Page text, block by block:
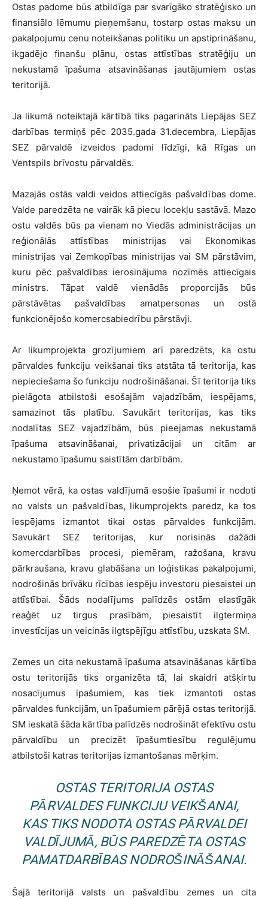
Ostas padome būs atbildīga par svarīgāko stratēģisko un
finansiālo lēmumu pieņemšanu, tostarp ostas maksu un
pakalpojumu cenu noteikšanas politiku un apstiprināšanu,
ikgadējo finanšu plānu, ostas attīstības stratēģiju un
nekustamā īpašuma atsavināšanas jautājumiem ostas
teritorijā.
Ja likumā noteiktajā kārtībā tiks pagarināts Liepājas SEZ
darbības termiņš pēc 2035.gada 31.decembra, Liepājas
SEZ pārvaldē izveidos padomi līdzīgi, kā Rīgas un
Ventspils brīvostu pārvaldēs.
Mazajās ostās valdi veidos attiecīgās pašvaldības dome.
Valde paredzēta ne vairāk kā piecu locekļu sastāvā. Mazo
ostu valdēs būs pa vienam no Viedās administrācijas un
reģionālās attīstības ministrijas vai Ekonomikas
ministrijas vai Zemkopības ministrijas vai SM pārstāvim,
kuru pēc pašvaldības ierosinājuma nozīmēs attiecīgais
ministrs. Tāpat valdē vienādās proporcijās būs
pārstāvētas pašvaldības amatpersonas un ostā
funkcionējošo komercsabiedrību pārstāvji.
Ar likumprojekta grozījumiem arī paredzēts, ka ostu
pārvaldes funkciju veikšanai tiks atstāta tā teritorija, kas
nepieciešama šo funkciju nodrošināšanai. Šī teritorija tiks
pielāgota atbilstoši esošajām vajadzībām, iespējams,
samazinot tās platību. Savukārt teritorijas, kas tiks
nodalītas SEZ vajadzībām, būs pieejamas nekustamā
īpašuma atsavināšanai, privatizācijai un citām ar
nekustamo īpašumu saistītām darbībām.
Ņemot vērā, ka ostas valdījumā esošie īpašumi ir nodoti
no valsts un pašvaldības, likumprojekts paredz, ka tos
iespējams izmantot tikai ostas pārvaldes funkcijām.
Savukārt SEZ teritorijas, kur norisinās dažādi
komercdarbības procesi, piemēram, ražošana, kravu
pārkraušana, kravu glabāšana un loģistikas pakalpojumi,
nodrošinās brīvāku rīcības iespēju investoru piesaistei un
attīstībai. Šāds nodalījums palīdzēs ostām elastīgāk
reaģēt uz tirgus prasībām, piesaistīt ilgtermiņa
investīcijas un veicinās ilgtspējīgu attīstību, uzskata SM.
Zemes un cita nekustamā īpašuma atsavināšanas kārtība
ostu teritorijās tiks organizēta tā, lai skaidri atšķirtu
nosacījumus īpašumiem, kas tiek izmantoti ostas
pārvaldes funkcijām, un īpašumiem pārējā ostas teritorijā.
SM ieskatā šāda kārtība palīdzēs nodrošināt efektīvu ostu
pārvaldību un precizēt īpašumtiesību regulējumu
atbilstoši katras teritorijas izmantošanas mērķim.
OSTAS TERITORIJA OSTAS
PĀRVALDES FUNKCIJU VEIKŠANAI,
KAS TIKS NODOTA OSTAS PĀRVALDEI
VALDĪJUMĀ, BŪS PAREDZĒTA OSTAS
PAMATDARBĪBAS NODROŠINĀŠANAI.
Šajā teritorijā valsts un pašvaldību zemes un cita